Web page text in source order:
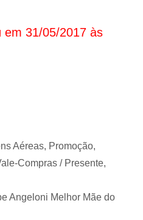
em 31/05/2017 às
Aéreas, Promoção,
Compras / Presente,
Angeloni Melhor Mãe do